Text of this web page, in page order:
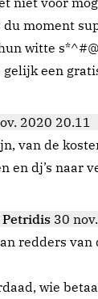
du moment
witte
gelijk een
2020 20.11
van de
en dj’s naar
Petridis 30
redders
wie